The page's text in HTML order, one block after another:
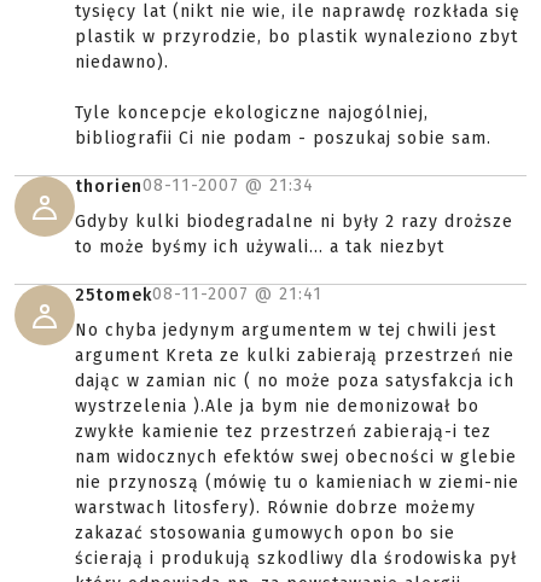
tysięcy lat (nikt nie wie, ile naprawdę rozkłada się
plastik w przyrodzie, bo plastik wynaleziono zbyt
niedawno).
Tyle koncepcje ekologiczne najogólniej,
bibliografii Ci nie podam - poszukaj sobie sam.
thorien08-11-2007 @ 21:34
Gdyby kulki biodegradalne ni były 2 razy droższe
to może byśmy ich używali... a tak niezbyt
25tomek08-11-2007 @ 21:41
No chyba jedynym argumentem w tej chwili jest
argument Kreta ze kulki zabierają przestrzeń nie
dając w zamian nic ( no może poza satysfakcja ich
wystrzelenia ).Ale ja bym nie demonizował bo
zwykłe kamienie tez przestrzeń zabierają-i tez
nam widocznych efektów swej obecności w glebie
nie przynoszą (mówię tu o kamieniach w ziemi-nie
warstwach litosfery). Równie dobrze możemy
zakazać stosowania gumowych opon bo sie
ścierają i produkują szkodliwy dla środowiska pył